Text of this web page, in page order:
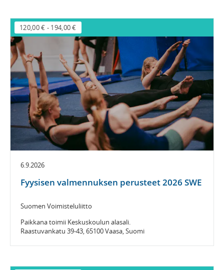
120,00 € - 194,00 €
6.9.2026
Fyysisen valmennuksen perusteet 2026 SWE
Suomen Voimisteluliitto
Paikkana toimii Keskuskoulun alasali.
Raastuvankatu 39-43, 65100 Vaasa, Suomi